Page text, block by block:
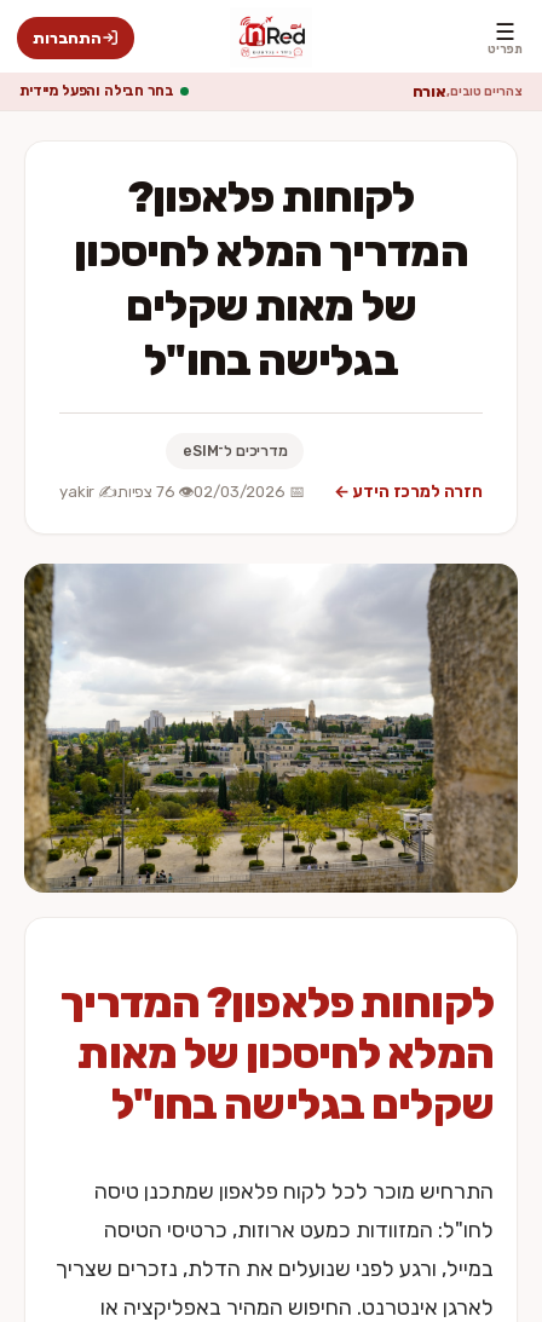
☰
תפריט
התחברות
צהריים טובים,אורח בחר חבילה והפעל מיידית
לקוחות פלאפון?
המדריך המלא לחיסכון
של מאות שקלים
בגלישה בחו"ל
מדריכים ל־eSIM
📅 02/03/2026 👁️ 76 צפיות ✍️ yakir חזרה למרכז הידע ←
לקוחות פלאפון? המדריך
המלא לחיסכון של מאות
שקלים בגלישה בחו"ל
התרחיש מוכר לכל לקוח פלאפון שמתכנן טיסה
לחו"ל: המזוודות כמעט ארוזות, כרטיסי הטיסה
במייל, ורגע לפני שנועלים את הדלת, נזכרים שצריך
לארגן אינטרנט. החיפוש המהיר באפליקציה או